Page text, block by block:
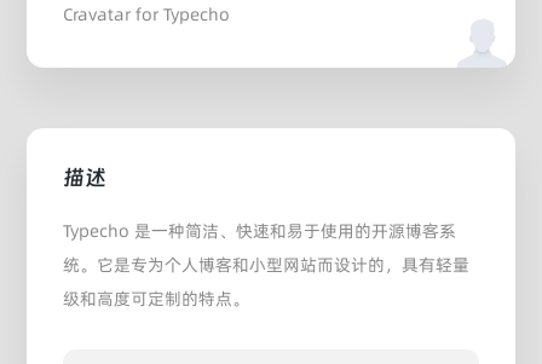
Cravatar for Typecho
描述
Typecho 是一种简洁、快速和易于使用的开源博客系
统。它是专为个人博客和小型网站而设计的，具有轻量
级和高度可定制的特点。